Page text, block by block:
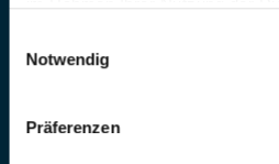
Notwendig
Präferenzen